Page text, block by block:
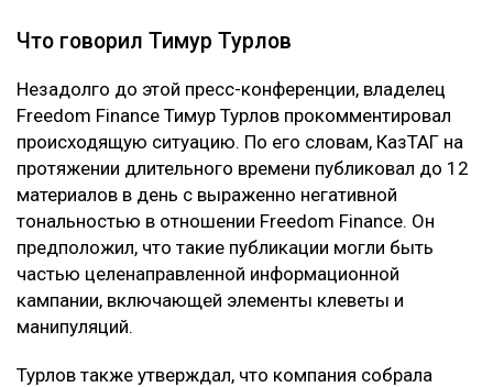
Что говорил Тимур Турлов
Незадолго до этой пресс-конференции, владелец
Freedom Finance Тимур Турлов прокомментировал
происходящую ситуацию. По его словам, КазТАГ на
протяжении длительного времени публиковал до 12
материалов в день с выраженно негативной
тональностью в отношении Freedom Finance. Он
предположил, что такие публикации могли быть
частью целенаправленной информационной
кампании, включающей элементы клеветы и
манипуляций.
Турлов также утверждал, что компания собрала